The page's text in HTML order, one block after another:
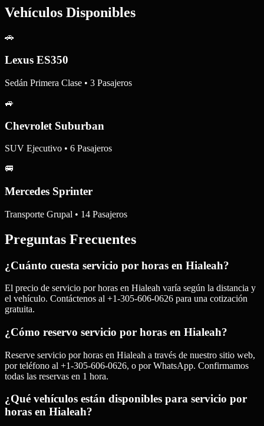
Vehículos Disponibles
🚗
Lexus ES350
Sedán Primera Clase • 3 Pasajeros
🚙
Chevrolet Suburban
SUV Ejecutivo • 6 Pasajeros
🚐
Mercedes Sprinter
Transporte Grupal • 14 Pasajeros
Preguntas Frecuentes
¿Cuánto cuesta servicio por horas en Hialeah?
El precio de servicio por horas en Hialeah varía según la distancia y
el vehículo. Contáctenos al +1-305-606-0626 para una cotización
gratuita.
¿Cómo reservo servicio por horas en Hialeah?
Reserve servicio por horas en Hialeah a través de nuestro sitio web,
por teléfono al +1-305-606-0626, o por WhatsApp. Confirmamos
todas las reservas en 1 hora.
¿Qué vehículos están disponibles para servicio por
horas en Hialeah?